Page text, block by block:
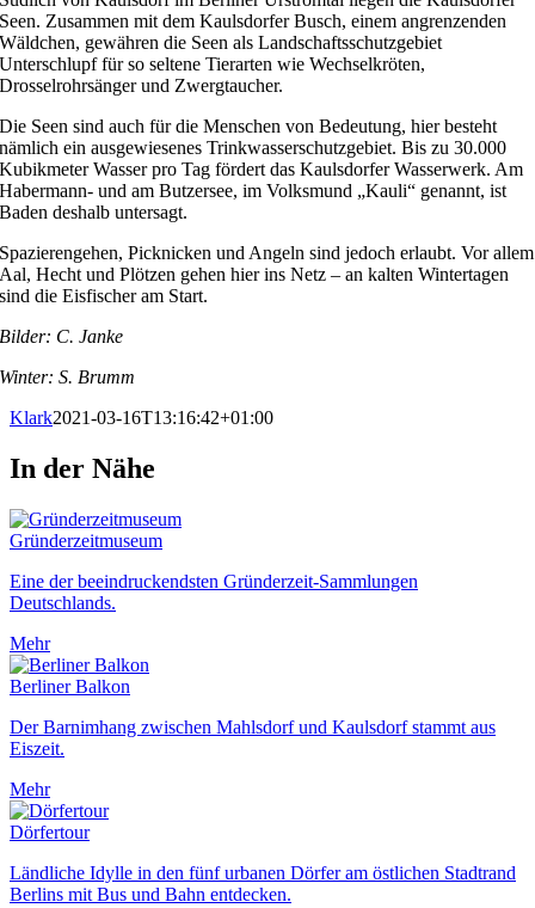
Seen. Zusammen mit dem Kaulsdorfer Busch, einem angrenzenden
Wäldchen, gewähren die Seen als Landschaftsschutzgebiet
Unterschlupf für so seltene Tierarten wie Wechselkröten,
Drosselrohrsänger und Zwergtaucher.
Die Seen sind auch für die Menschen von Bedeutung, hier besteht
nämlich ein ausgewiesenes Trinkwasserschutzgebiet. Bis zu 30.000
Kubikmeter Wasser pro Tag fördert das Kaulsdorfer Wasserwerk. Am
Habermann- und am Butzersee, im Volksmund „Kauli“ genannt, ist
Baden deshalb untersagt.
Spazierengehen, Picknicken und Angeln sind jedoch erlaubt. Vor allem
Aal, Hecht und Plötzen gehen hier ins Netz – an kalten Wintertagen
sind die Eisfischer am Start.
Bilder: C. Janke
Winter: S. Brumm
Klark2021-03-16T13:16:42+01:00
In der Nähe
Gründerzeitmuseum
Eine der beeindruckendsten Gründerzeit-Sammlungen
Deutschlands.
Mehr
Berliner Balkon
Der Barnimhang zwischen Mahlsdorf und Kaulsdorf stammt aus
Eiszeit.
Mehr
Dörfertour
Ländliche Idylle in den fünf urbanen Dörfer am östlichen Stadtrand
Berlins mit Bus und Bahn entdecken.